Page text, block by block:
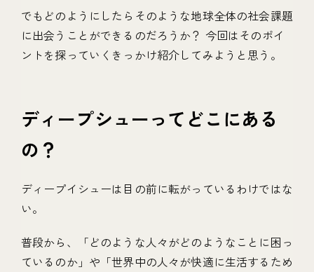
でもどのようにしたらそのような地球全体の社会課題
に出会うことができるのだろうか？ 今回はそのポイ
ントを探っていくきっかけ紹介してみようと思う。
ディープシューってどこにある
の？
ディープイシューは目の前に転がっているわけではな
い。
普段から、「どのような人々がどのようなことに困っ
ているのか」や「世界中の人々が快適に生活するため